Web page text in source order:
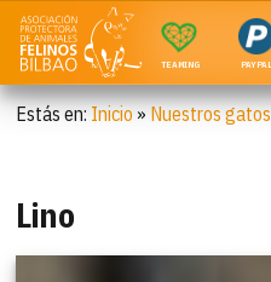
TEAMING PAYPAL
Estás en: Inicio » Nuestros gatos
Lino